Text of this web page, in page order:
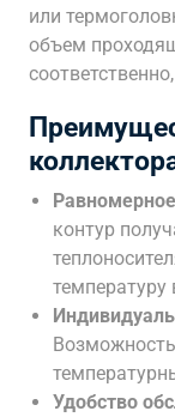
или
объем
контур
Удобство